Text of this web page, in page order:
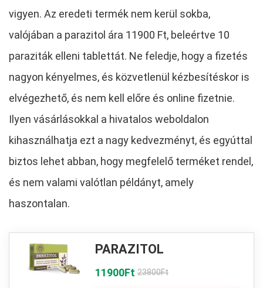
vigyen. Az eredeti termék nem kerül sokba,
valójában a parazitol ára 11900 Ft, beleértve 10
paraziták elleni tablettát. Ne feledje, hogy a fizetés
nagyon kényelmes, és közvetlenül kézbesítéskor is
elvégezhető, és nem kell előre és online fizetnie.
Ilyen vásárlásokkal a hivatalos weboldalon
kihasználhatja ezt a nagy kedvezményt, és egyúttal
biztos lehet abban, hogy megfelelő terméket rendel,
és nem valami valótlan példányt, amely
haszontalan.
PARAZITOL
11900Ft 23800Ft